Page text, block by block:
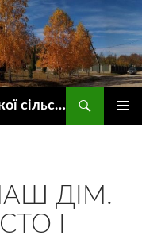
Грозинецький ліцей Топорівської сільської ради
ДІМ.
І